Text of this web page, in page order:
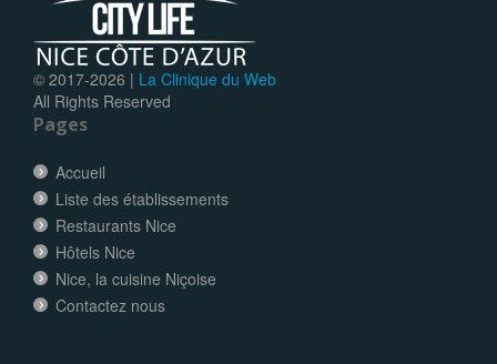
© 2017-2026 | La Clinique du Web
All Rights Reserved
Pages
Accueil
Liste des établissements
Restaurants Nice
Hôtels Nice
Nice, la cuisine Niçoise
Contactez nous